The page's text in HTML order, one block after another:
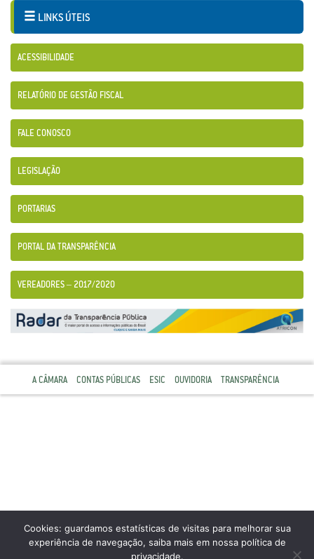
LINKS ÚTEIS
ACESSIBILIDADE
RELATÓRIO DE GESTÃO FISCAL
FALE CONOSCO
LEGISLAÇÃO
PORTARIAS
PORTAL DA TRANSPARÊNCIA
VEREADORES – 2017/2020
A CÂMARA CONTAS PÚBLICAS ESIC OUVIDORIA TRANSPARÊNCIA
Cookies: guardamos estatísticas de visitas para melhorar sua
experiência de navegação, saiba mais em nossa política de
privacidade.